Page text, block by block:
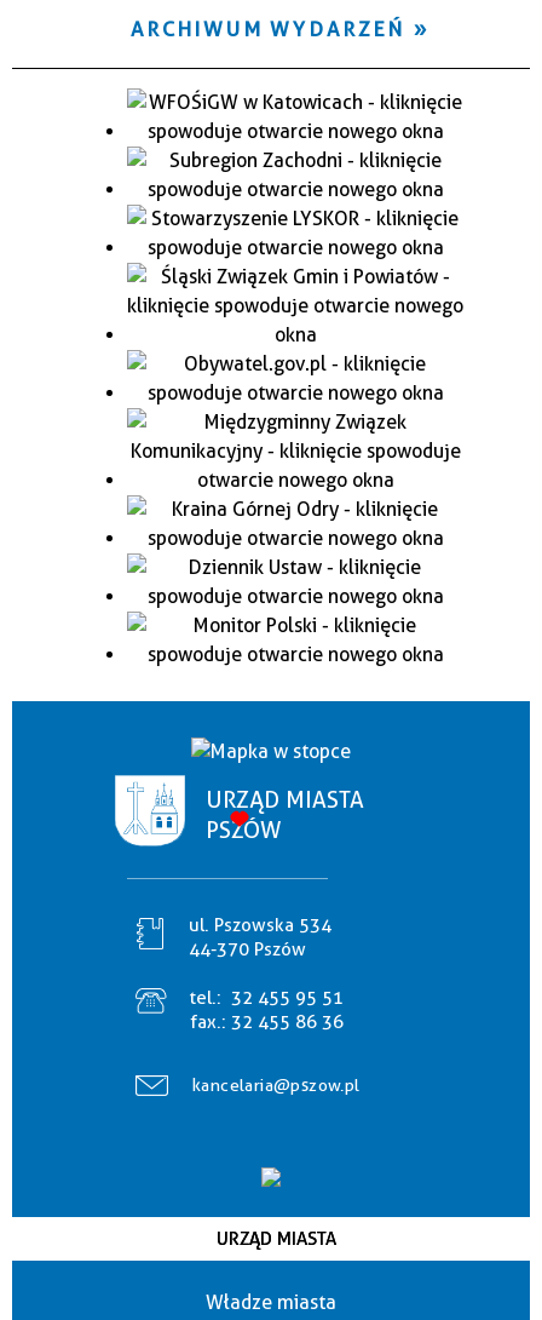
ARCHIWUM WYDARZEŃ
URZĄD MIASTA
PSZÓW
ul. Pszowska 534
44-370 Pszów
tel.: 32 455 95 51
fax.: 32 455 86 36
kancelaria@pszow.pl
URZĄD MIASTA
Władze miasta